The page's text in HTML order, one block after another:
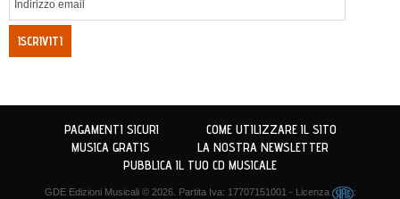
ISCRIVITI
PAGAMENTI SICURI
COME UTILIZZARE IL SITO
MUSICA GRATIS
LA NOSTRA NEWSLETTER
PUBBLICA IL TUO CD MUSICALE
GDE Edizioni Musicali© 2026. Partita Iva: 17707151001 - Licenza
: